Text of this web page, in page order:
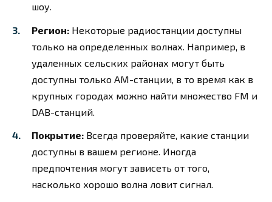
шоу.
Регион: Некоторые радиостанции доступны
только на определенных волнах. Например, в
удаленных сельских районах могут быть
доступны только AM-станции, в то время как в
крупных городах можно найти множество FM и
DAB-станций.
Покрытие: Всегда проверяйте, какие станции
доступны в вашем регионе. Иногда
предпочтения могут зависеть от того,
насколько хорошо волна ловит сигнал.